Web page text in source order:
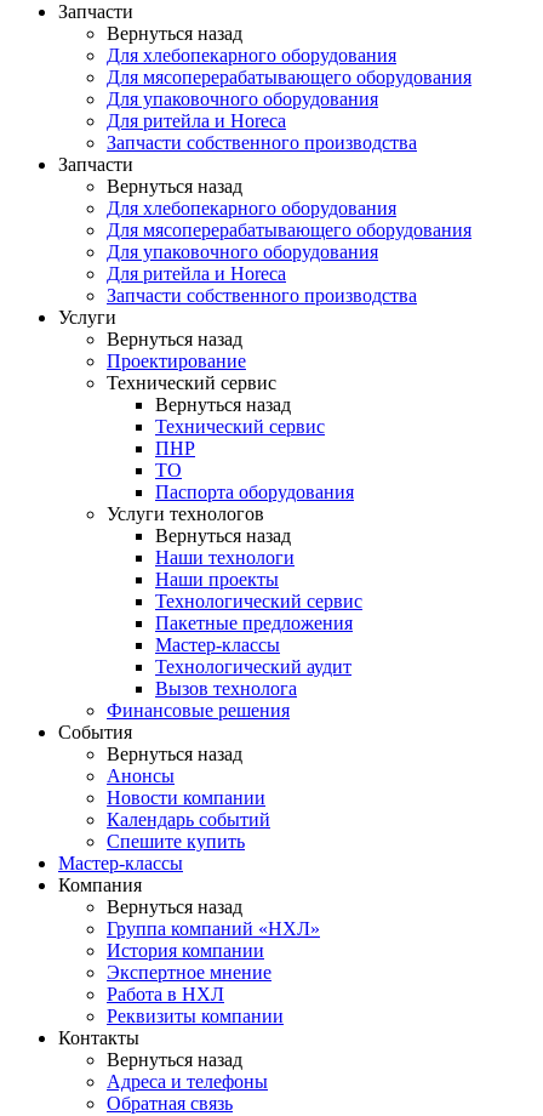
Запчасти
Вернуться назад
Для хлебопекарного оборудования
Для мясоперерабатывающего оборудования
Для упаковочного оборудования
Для ритейла и Horeca
Запчасти собственного производства
Запчасти
Вернуться назад
Для хлебопекарного оборудования
Для мясоперерабатывающего оборудования
Для упаковочного оборудования
Для ритейла и Horeca
Запчасти собственного производства
Услуги
Вернуться назад
Проектирование
Технический сервис
Вернуться назад
Технический сервис
ПНР
ТО
Паспорта оборудования
Услуги технологов
Вернуться назад
Наши технологи
Наши проекты
Технологический сервис
Пакетные предложения
Мастер-классы
Технологический аудит
Вызов технолога
Финансовые решения
События
Вернуться назад
Анонсы
Новости компании
Календарь событий
Спешите купить
Мастер-классы
Компания
Вернуться назад
Группа компаний «НХЛ»
История компании
Экспертное мнение
Работа в НХЛ
Реквизиты компании
Контакты
Вернуться назад
Адреса и телефоны
Обратная связь